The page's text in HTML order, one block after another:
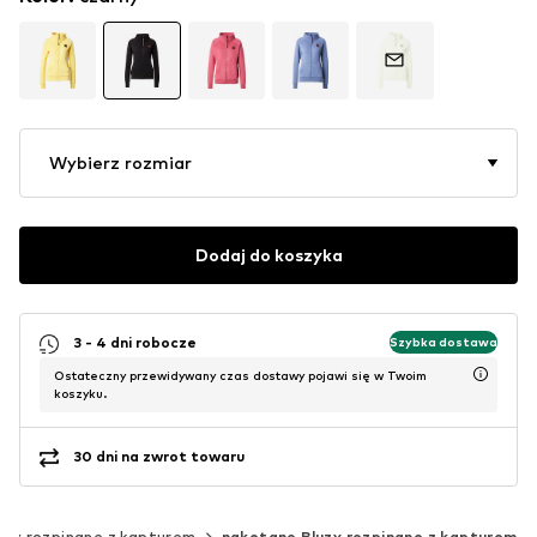
Wybierz rozmiar
Dodaj do koszyka
3 - 4 dni robocze Szybka dostawa
Ostateczny przewidywany czas dostawy pojawi się w Twoim
koszyku.
30 dni na zwrot towaru